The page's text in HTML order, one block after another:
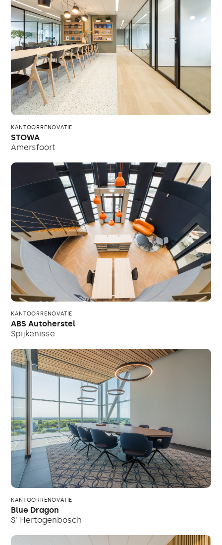
KANTOORRENOVATIE
STOWA
Amersfoort
KANTOORRENOVATIE
ABS Autoherstel
Spijkenisse
KANTOORRENOVATIE
Blue Dragon
S' Hertogenbosch